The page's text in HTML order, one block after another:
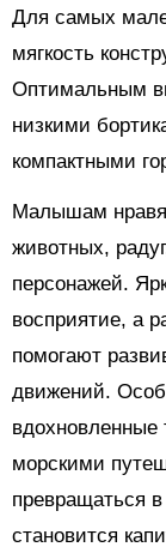
Для самых
мягкость
Оптимальным
низкими
компактными
Малышам
животных,
персонажей.
восприятие, а
помогают
движений.
вдохновленные
морскими
превращаться
становится